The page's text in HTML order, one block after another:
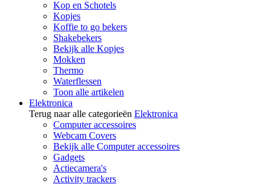
Kop en Schotels
Kopjes
Koffie to go bekers
Shakebekers
Bekijk alle Kopjes
Mokken
Thermo
Waterflessen
Toon alle artikelen
Elektronica
Terug naar alle categorieën Elektronica
Computer accessoires
Webcam Covers
Bekijk alle Computer accessoires
Gadgets
Actiecamera's
Activity trackers